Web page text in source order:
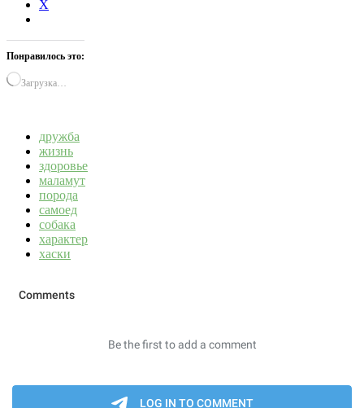
X
Понравилось это:
Загрузка…
дружба
жизнь
здоровье
маламут
порода
самоед
собака
характер
хаски